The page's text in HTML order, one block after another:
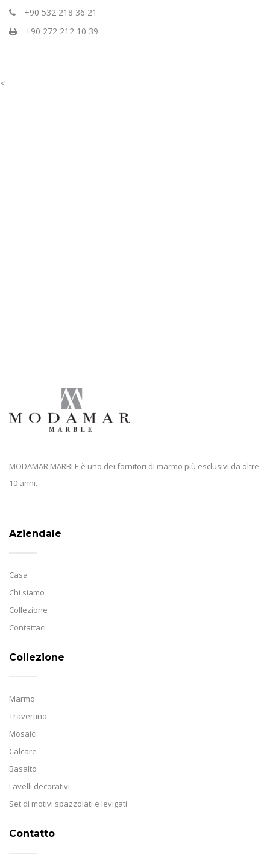
+90 532 218 36 21
+90 272 212 10 39
<
MODAMAR MARBLE è uno dei fornitori di marmo più esclusivi da oltre
10 anni.
Aziendale
Casa
Chi siamo
Collezione
Contattaci
Collezione
Marmo
Travertino
Mosaici
Calcare
Basalto
Lavelli decorativi
Set di motivi spazzolati e levigati
Contatto